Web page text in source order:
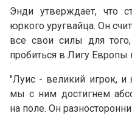
Энди утверждает, что
юркого уругвайца. Он
все свои силы для
пробиться в Лигу
"Луис - великий игрок, и
мы с ним достигнем
на поле. Он